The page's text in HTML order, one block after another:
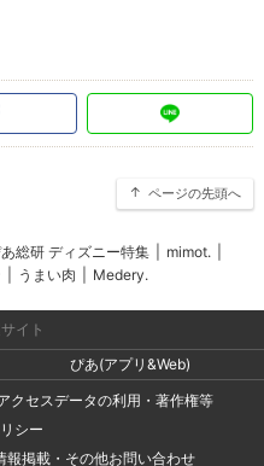
ページの先頭へ
総研 ディズニー特集 mimot.
うまい肉 Medery.
イト
ぴあ(アプリ&Web)
クセスデータの利用・著作権等
シー
報掲載・その他お問い合わせ